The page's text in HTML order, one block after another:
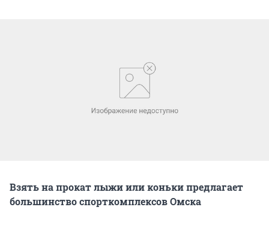
Взять на прокат лыжи или коньки предлагает
большинство спорткомплексов Омска